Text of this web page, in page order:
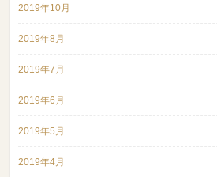
2019年10月
2019年8月
2019年7月
2019年6月
2019年5月
2019年4月